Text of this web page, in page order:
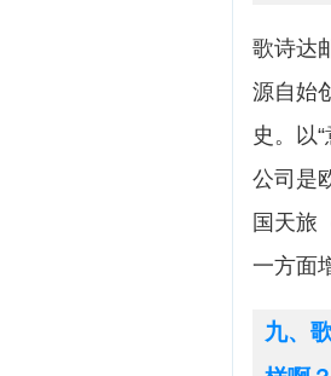
歌诗达
源自始
史。以
公司是
国天旅
一方面
九、